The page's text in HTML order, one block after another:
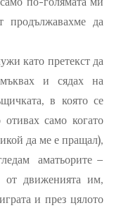
да
като претекст да
и сядах на
в която се
само когато
да ме е пращал),
аматьорите –
от движенията им,
и през цялото